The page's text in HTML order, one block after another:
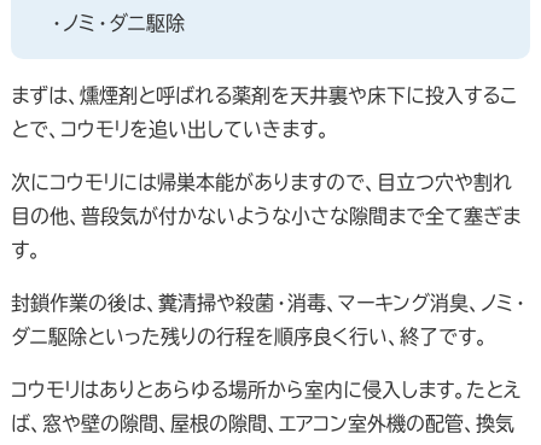
・ノミ・ダニ駆除
まずは、燻煙剤と呼ばれる薬剤を天井裏や床下に投入するこ
とで、コウモリを追い出していきます。
次にコウモリには帰巣本能がありますので、目立つ穴や割れ
目の他、普段気が付かないような小さな隙間まで全て塞ぎま
す。
封鎖作業の後は、糞清掃や殺菌・消毒、マーキング消臭、ノミ・
ダニ駆除といった残りの行程を順序良く行い、終了です。
コウモリはありとあらゆる場所から室内に侵入します。たとえ
ば、窓や壁の隙間、屋根の隙間、エアコン室外機の配管、換気